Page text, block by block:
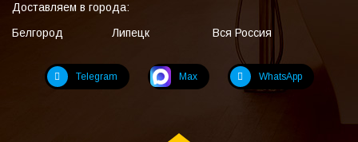
Доставляем в города:
Белгород
Липецк Вся Россия
Telegram Max WhatsApp